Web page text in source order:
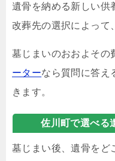
遺骨を納める新しい供
改葬先の選択によって
墓じまいのおおよその
ーターなら質問に答え
きます。
佐川町で選べる
墓じまい後、遺骨をど